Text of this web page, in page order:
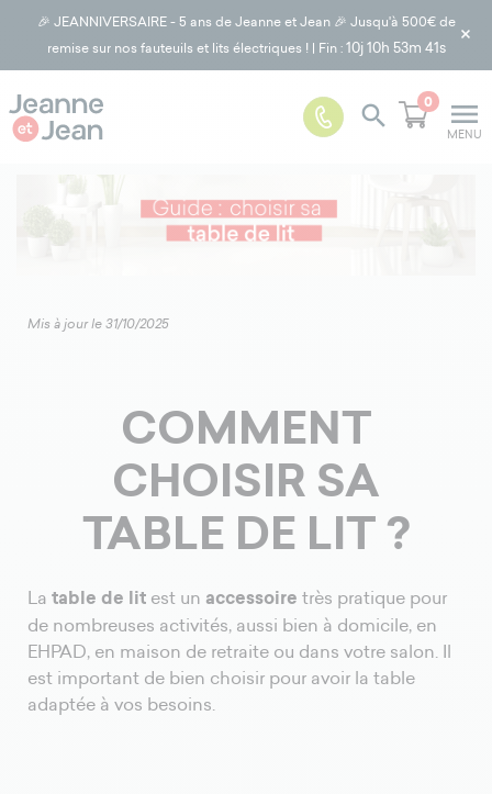
🎉 JEANNIVERSAIRE - 5 ans de Jeanne et Jean 🎉 Jusqu'à 500€ de
remise sur nos fauteuils et lits électriques ! | Fin : 10j10h 53m 40s ×
 0 menu
MENU
Mis à jour le 31/10/2025
COMMENT
CHOISIR SA
TABLE DE LIT ?
La table de lit est un accessoire très pratique pour
de nombreuses activités, aussi bien à domicile, en
EHPAD, en maison de retraite ou dans votre salon. Il
est important de bien choisir pour avoir la table
adaptée à vos besoins.